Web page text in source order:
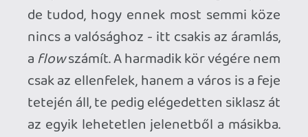
Letisztult árkád autóversenyes játékot
mostanság nem divat készíteni. Kell a
fizika, kellenek a realitásból kölcsönzött
impulzusok és a fotók alapján
összelegózott, valós helyszínek. Talán
egy stúdió van, ahol a sallangmentes
árkád autóversenyzés fogalmát úgy